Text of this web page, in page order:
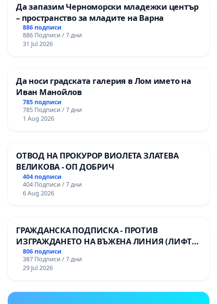
Да запазим Черноморски младежки център
– пространство за младите на Варна
886 подписи
886 Подписи / 7 дни
31 Jul 2026
Да носи градската галерия в Лом името на
Иван Манойлов
785 подписи
785 Подписи / 7 дни
1 Aug 2026
ОТВОД НА ПРОКУРОР ВИОЛЕТА ЗЛАТЕВА
ВЕЛИКОВА - ОП ДОБРИЧ
404 подписи
404 Подписи / 7 дни
6 Aug 2026
ГРАЖДАНСКА ПОДПИСКА - ПРОТИВ
ИЗГРАЖДАНЕТО НА ВЪЖЕНА ЛИНИЯ (ЛИФТ)
НА ТЕРИТОРИЯТА НА ПРИРОДНА
ЗАБЕЛЕЖИТЕЛНОСТ „ХЪЛМ НА
ОСВОБОДИТЕЛИТЕ“ (БУНАРДЖИК)
806 подписи
387 Подписи / 7 дни
29 Jul 2026